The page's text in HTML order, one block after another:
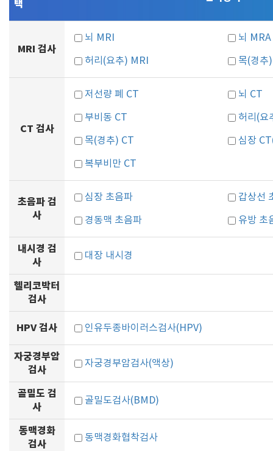
택
MRI 검사
뇌 MRI 뇌 MRA
허리(요추) MRI 목(경추
CT 검사
저선량 폐 CT 뇌 CT
부비동 CT 허리(요
목(경추) CT 심장
복부비만 CT
초음파 검
사
심장 초음파 갑상선
경동맥 초음파 유방 초
내시경 검
사
대장 내시경
헬리코박터
검사
HPV 검사 인유두종바이러스검사(HPV)
자궁경부암
검사
자궁경부암검사(액상)
골밀도 검
사
골밀도검사(BMD)
동맥경화
검사
동맥경화협착검사